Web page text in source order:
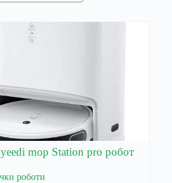
mop Station pro робот
роботи